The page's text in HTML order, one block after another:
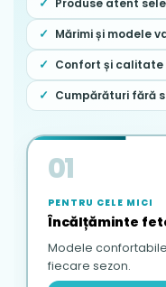
Produse atent
Mărimi și modele
Confort și calitate
Cumpărături fără
01
PENTRU CELE MICI
Încălțăminte
Modele
fiecare sezon.